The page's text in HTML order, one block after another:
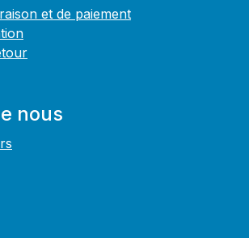
et de paiement
nous